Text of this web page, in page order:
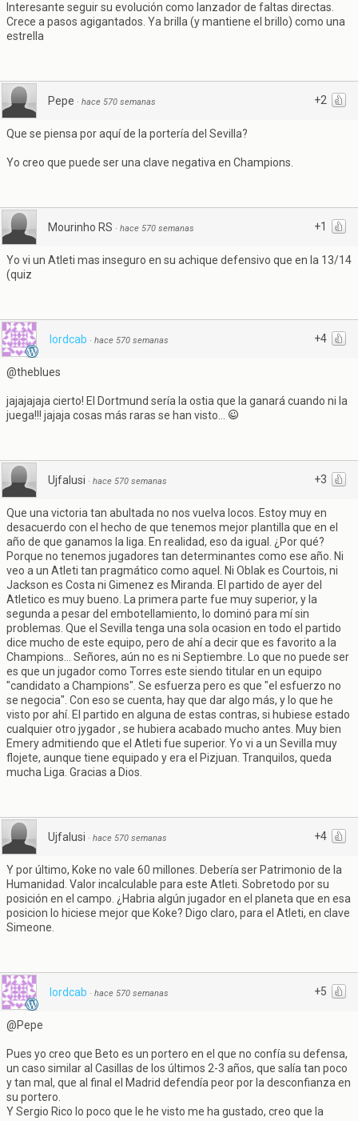
Interesante seguir su evolución como lanzador de faltas directas.
Crece a pasos agigantados. Ya brilla (y mantiene el brillo) como una
estrella
+2
Pepe · hace 570 semanas
Que se piensa por aquí de la portería del Sevilla?
Yo creo que puede ser una clave negativa en Champions.
+1
Mourinho RS · hace 570 semanas
Yo vi un Atleti mas inseguro en su achique defensivo que en la 13/14
(quiz
+4
lordcab · hace 570 semanas
@theblues
jajajajaja cierto! El Dortmund sería la ostia que la ganará cuando ni la
juega!!! jajaja cosas más raras se han visto...
+3
Ujfalusi · hace 570 semanas
Que una victoria tan abultada no nos vuelva locos. Estoy muy en
desacuerdo con el hecho de que tenemos mejor plantilla que en el
año de que ganamos la liga. En realidad, eso da igual. ¿Por qué?
Porque no tenemos jugadores tan determinantes como ese año. Ni
veo a un Atleti tan pragmático como aquel. Ni Oblak es Courtois, ni
Jackson es Costa ni Gimenez es Miranda. El partido de ayer del
Atletico es muy bueno. La primera parte fue muy superior, y la
segunda a pesar del embotellamiento, lo dominó para mí sin
problemas. Que el Sevilla tenga una sola ocasion en todo el partido
dice mucho de este equipo, pero de ahí a decir que es favorito a la
Champions... Señores, aún no es ni Septiembre. Lo que no puede ser
es que un jugador como Torres este siendo titular en un equipo
"candidato a Champions". Se esfuerza pero es que "el esfuerzo no
se negocia". Con eso se cuenta, hay que dar algo más, y lo que he
visto por ahí. El partido en alguna de estas contras, si hubiese estado
cualquier otro jygador , se hubiera acabado mucho antes. Muy bien
Emery admitiendo que el Atleti fue superior. Yo vi a un Sevilla muy
flojete, aunque tiene equipado y era el Pizjuan. Tranquilos, queda
mucha Liga. Gracias a Dios.
+4
Ujfalusi · hace 570 semanas
Y por último, Koke no vale 60 millones. Debería ser Patrimonio de la
Humanidad. Valor incalculable para este Atleti. Sobretodo por su
posición en el campo. ¿Habria algún jugador en el planeta que en esa
posicion lo hiciese mejor que Koke? Digo claro, para el Atleti, en clave
Simeone.
+5
lordcab · hace 570 semanas
@Pepe
Pues yo creo que Beto es un portero en el que no confía su defensa,
un caso similar al Casillas de los últimos 2-3 años, que salía tan poco
y tan mal, que al final el Madrid defendía peor por la desconfianza en
su portero.
Y Sergio Rico lo poco que le he visto me ha gustado, creo que la